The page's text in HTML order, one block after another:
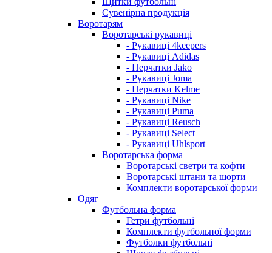
Сувенірна продукція
Воротарям
Воротарські рукавиці
- Рукавиці 4keepers
- Рукавиці Adidas
- Перчатки Jako
- Рукавиці Joma
- Перчатки Kelme
- Рукавиці Nike
- Рукавиці Puma
- Рукавиці Reusch
- Рукавиці Select
- Рукавиці Uhlsport
Воротарська форма
Воротарські светри та кофти
Воротарські штани та шорти
Комплекти воротарської форми
Одяг
Футбольна форма
Гетри футбольні
Комплекти футбольної форми
Футболки футбольні